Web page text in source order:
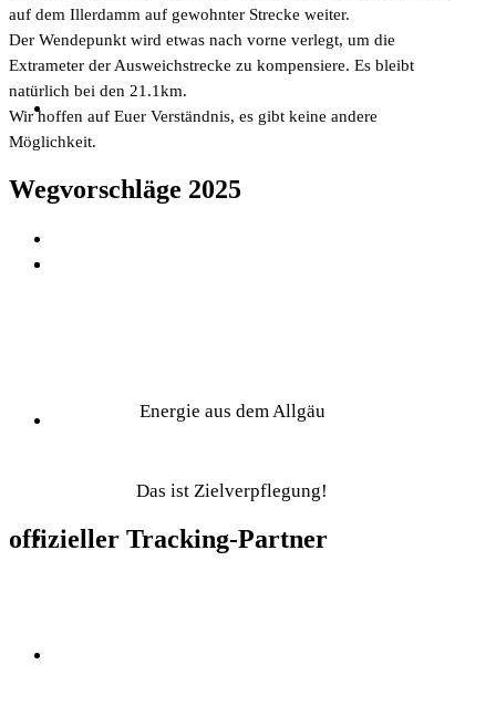
auf dem Illerdamm auf gewohnter Strecke weiter.
Der Wendepunkt wird etwas nach vorne verlegt, um die
Extrameter der Ausweichstrecke zu kompensiere. Es bleibt
natürlich bei den 21.1km.
Wir hoffen auf Euer Verständnis, es gibt keine andere
Möglichkeit.
Wegvorschläge 2025
Energie aus dem Allgäu
Das ist Zielverpflegung!
offizieller Tracking-Partner